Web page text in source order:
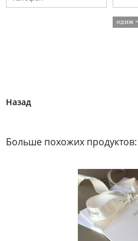
Назад
Больше похожих продуктов: